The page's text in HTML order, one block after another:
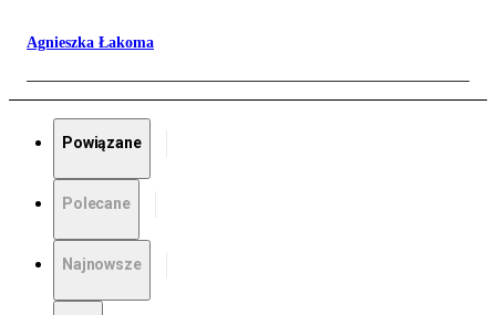
Agnieszka Łakoma
Powiązane
Polecane
Najnowsze